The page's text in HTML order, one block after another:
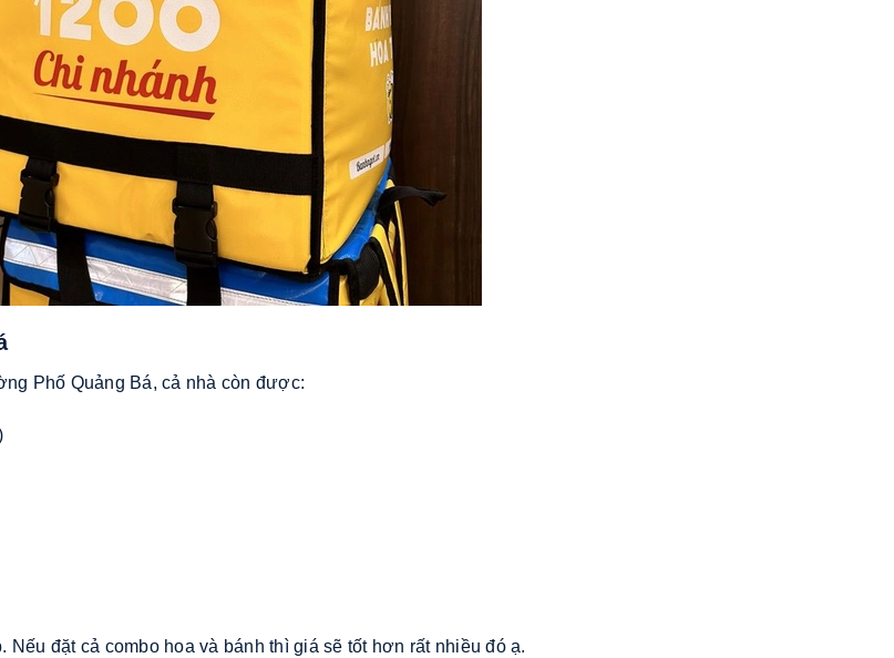
Phố Quảng Bá, cả nhà còn được:
đặt cả combo hoa và bánh thì giá sẽ tốt hơn rất nhiều đó ạ.